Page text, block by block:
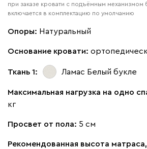
при заказе кровати с подъёмным механизмом
включается в комплектацию по умолчанию
Опоры: Натуральный
Основание кровати:
Ткань 1: Ламас Белый букле
Максимальная нагрузка на одно
кг
Просвет от пола: 5 см
Рекомендованная высота